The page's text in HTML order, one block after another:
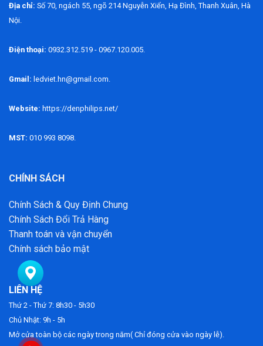
Địa chỉ: Số 70, ngách 55, ngõ 214 Nguyễn Xiển, Hạ Đình, Thanh Xuân, Hà
Nội.
Điện thoại: 0932.312.519 - 0967.120.005.
Gmail: ledviet.hn@gmail.com.
Website: https://denphilips.net/
MST: 010 993 8098.
CHÍNH SÁCH
Chính Sách & Quy Định Chung
Chính Sách Đổi Trả Hàng
Thanh toán và vận chuyển
Chính sách bảo mật
LIÊN HỆ
Thứ 2 - Thứ 7: 8h30 - 5h30
Chủ Nhật: 9h - 5h
Mở cửa toàn bộ các ngày trong năm( Chỉ đóng cửa vào ngày lễ).